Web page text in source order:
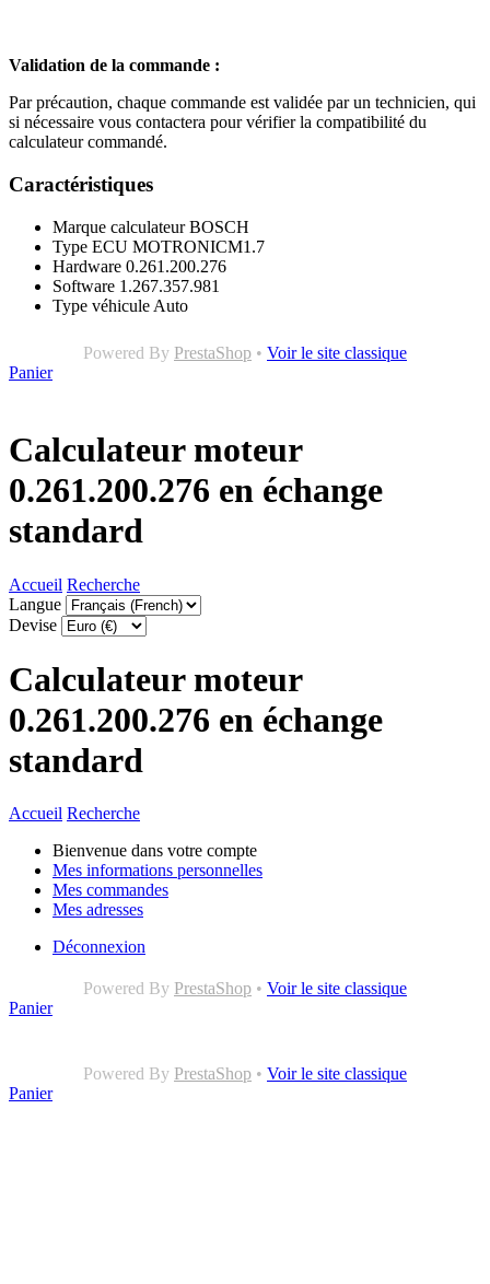
Validation de la commande :
Par précaution, chaque commande est validée par un technicien, qui
si nécessaire vous contactera pour vérifier la compatibilité du
calculateur commandé.
Caractéristiques
Marque calculateur BOSCH
Type ECU MOTRONICM1.7
Hardware 0.261.200.276
Software 1.267.357.981
Type véhicule Auto
Powered By PrestaShop • Voir le site classique
Panier
Calculateur moteur
0.261.200.276 en échange
standard
Accueil Recherche
Langue
Devise
Calculateur moteur
0.261.200.276 en échange
standard
Accueil Recherche
Bienvenue dans votre compte
Mes informations personnelles
Mes commandes
Mes adresses
Déconnexion
Powered By PrestaShop • Voir le site classique
Panier
Powered By PrestaShop • Voir le site classique
Panier